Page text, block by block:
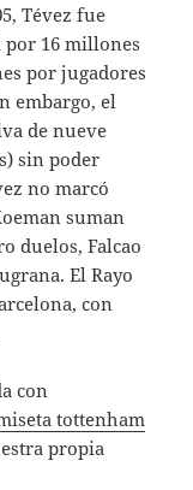
Tévez fue
16 millones
por jugadores
embargo, el
de nueve
sin poder
no marcó
suman
duelos, Falcao
El Rayo
con
con
tottenham
propia